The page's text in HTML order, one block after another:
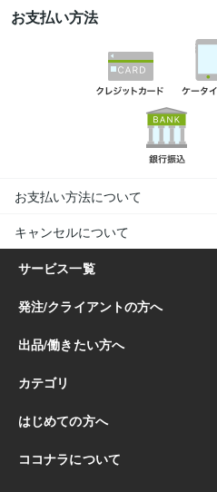
お支払い方法
お支払い方法について
キャンセルについて